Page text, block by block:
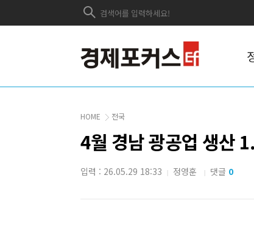
HOME 전국
4월 경남 광공업 생
입력 : 26.05.29 18:33 | 정영훈 | 댓글 0